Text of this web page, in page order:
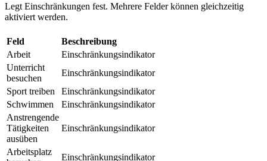
Legt Einschränkungen fest. Mehrere Felder können gleichzeitig
aktiviert werden.
Feld
Beschreibung
Arbeit
Einschränkungsindikator
Unterricht
besuchen
Einschränkungsindikator
Sport treiben
Einschränkungsindikator
Schwimmen
Einschränkungsindikator
Anstrengende
Tätigkeiten
ausüben
Einschränkungsindikator
Arbeitsplatz
Einschränkungsindikator